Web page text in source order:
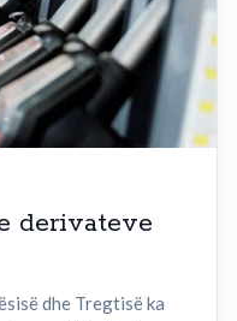
derivateve
dhe Tregtisë ka